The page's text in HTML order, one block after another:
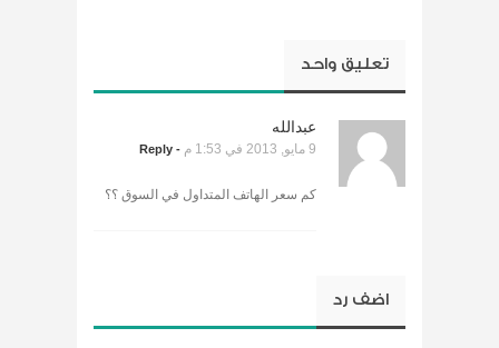
تعليق واحد
عبدالله
9 مايو, 2013 في 1:53 م - Reply
كم سعر الهاتف المتداول في السوق ؟؟
اضف رد